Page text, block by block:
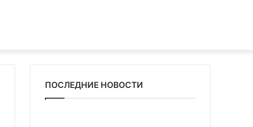
ПОСЛЕДНИЕ НОВОСТИ